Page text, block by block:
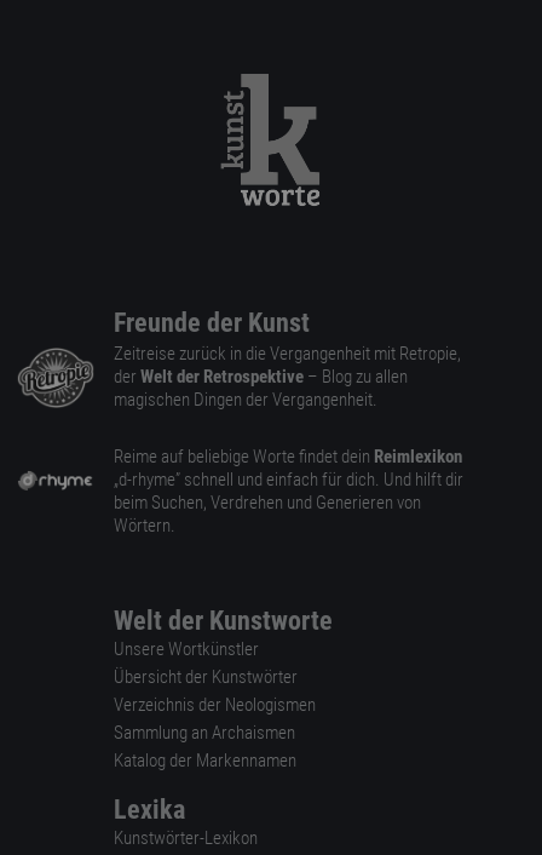
Freunde der Kunst
Zeitreise zurück in die Vergangenheit mit Retropie,
der Welt der Retrospektive – Blog zu allen
magischen Dingen der Vergangenheit.
Reime auf beliebige Worte findet dein Reimlexikon
„d-rhyme” schnell und einfach für dich. Und hilft dir
beim Suchen, Verdrehen und Generieren von
Wörtern.
Welt der Kunstworte
Unsere Wortkünstler
Übersicht der Kunstwörter
Verzeichnis der Neologismen
Sammlung an Archaismen
Katalog der Markennamen
Lexika
Kunstwörter-Lexikon